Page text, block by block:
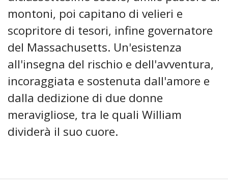
montoni, poi capitano di velieri e
scopritore di tesori, infine governatore
del Massachusetts. Un'esistenza
all'insegna del rischio e dell'avventura,
incoraggiata e sostenuta dall'amore e
dalla dedizione di due donne
meravigliose, tra le quali William
dividerà il suo cuore.